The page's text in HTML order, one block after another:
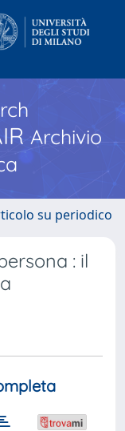
Archivio
su periodico
: il